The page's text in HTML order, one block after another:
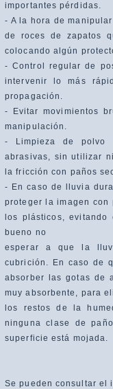
importantes pérdidas.
- A la hora de
de roces de zapatos
colocando algún
- Control regular de
intervenir lo más
propagación.
- Evitar movimientos
manipulación.
- Limpieza de polvo
abrasivas, sin utilizar
la fricción con paños
- En caso de lluvia
proteger la imagen con
los plásticos,
bueno no
esperar a que la
cubrición. En caso de
absorber las gotas de
muy absorbente, para
los restos de la
ninguna clase de
superficie está mojada.
Se pueden consultar el